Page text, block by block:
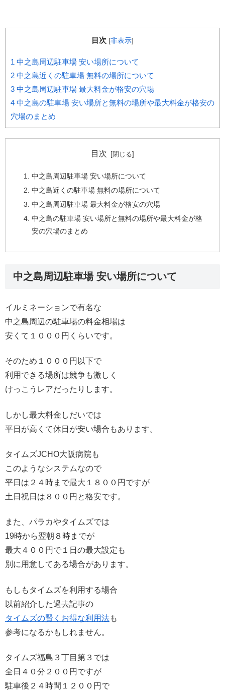
目次 [非表示]
1 中之島周辺駐車場 安い場所について
2 中之島近くの駐車場 無料の場所について
3 中之島周辺駐車場 最大料金が格安の穴場
4 中之島の駐車場 安い場所と無料の場所や最大料金が格安の
穴場のまとめ
目次
中之島周辺駐車場 安い場所について
中之島近くの駐車場 無料の場所について
中之島周辺駐車場 最大料金が格安の穴場
中之島の駐車場 安い場所と無料の場所や最大料金が格
安の穴場のまとめ
中之島周辺駐車場 安い場所について
イルミネーションで有名な
中之島周辺の駐車場の料金相場は
安くて１０００円くらいです。
そのため１０００円以下で
利用できる場所は競争も激しく
けっこうレアだったりします。
しかし最大料金しだいでは
平日が高くて休日が安い場合もあります。
タイムズJCHO大阪病院も
このようなシステムなので
平日は２４時まで最大１８００円ですが
土日祝日は８００円と格安です。
また、パラカやタイムズでは
19時から翌朝８時までが
最大４００円で１日の最大設定も
別に用意してある場合があります。
もしもタイムズを利用する場合
以前紹介した過去記事の
タイムズの賢くお得な利用法も
参考になるかもしれません。
タイムズ福島３丁目第３では
全日４０分２００円ですが
駐車後２４時間１２００円で